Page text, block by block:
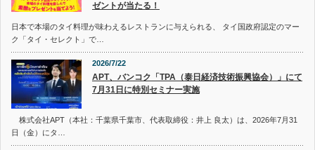
ゼントが当たる！
日本で本場のタイ料理が味わえるレストランに与えられる、 タイ国政府認定のマー
ク「タイ・セレクト」で…
2026/7/22
APT、バンコク「TPA（泰日経済技術振興協会）」にて
7月31日に特別セミナー実施
株式会社APT（本社：千葉県千葉市、代表取締役：井上 良太）は、2026年7月31
日（金）にタ…